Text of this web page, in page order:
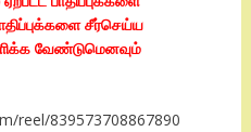
சீர்செய்ய
வேண்டுமெனவும்
reel/839573708867890